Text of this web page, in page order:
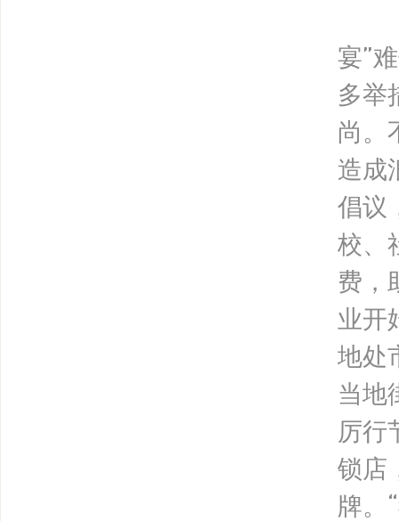
宴”
多举
尚。
造
倡议
校、
费，
业开
地处
当地
厉
锁店
牌。